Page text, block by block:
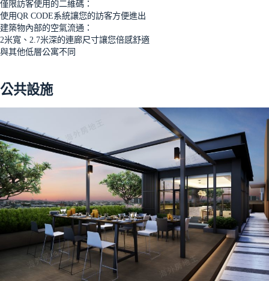
僅限訪客使用的二維碼：
使用QR CODE系統讓您的訪客方便進出
建築物內部的空氣流通：
2米寬、2.7米深的連廊尺寸讓您倍感舒適
與其他低層公寓不同
公共設施